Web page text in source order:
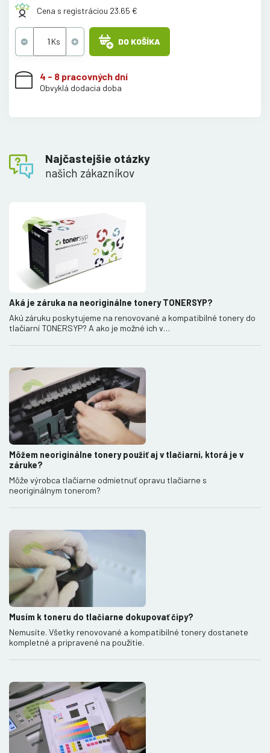
Cena s registráciou 23.65 €
DO KOŠÍKA
4 - 8 pracovných dní
Obvyklá dodacia doba
Najčastejšie otázky
našich zákazníkov
Aká je záruka na neoriginálne tonery TONERSYP?
Akú záruku poskytujeme na renovované a kompatibilné tonery do
tlačiarní TONERSYP? A ako je možné ich v…
Môžem neoriginálne tonery použiť aj v tlačiarni, ktorá je v
záruke?
Môže výrobca tlačiarne odmietnuť opravu tlačiarne s
neoriginálnym tonerom?
Musím k toneru do tlačiarne dokupovať čipy?
Nemusíte. Všetky renovované a kompatibilné tonery dostanete
kompletné a pripravené na použitie.